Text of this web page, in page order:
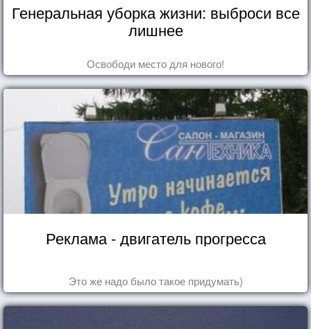
Генеральная уборка жизни: выброси все
лишнее
Освободи место для нового!
Реклама - двигатель прогресса
Это же надо было такое придумать)